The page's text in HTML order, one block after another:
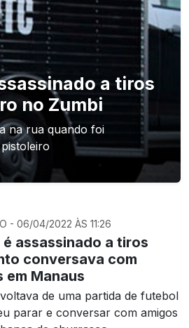
a tiros
no Zumbi
na rua quando foi
- 06/04/2022 ÀS 11:26
assassinado a tiros
conversava com
em Manaus
de uma partida de futebol
parar e conversar com amigos